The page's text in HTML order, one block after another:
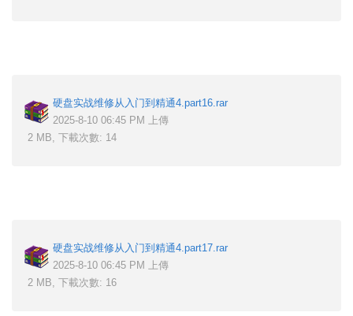
硬盘实战维修从入门到精通4.part16.rar
2025-8-10 06:45 PM 上傳
2 MB, 下載次數: 14
硬盘实战维修从入门到精通4.part17.rar
2025-8-10 06:45 PM 上傳
2 MB, 下載次數: 16